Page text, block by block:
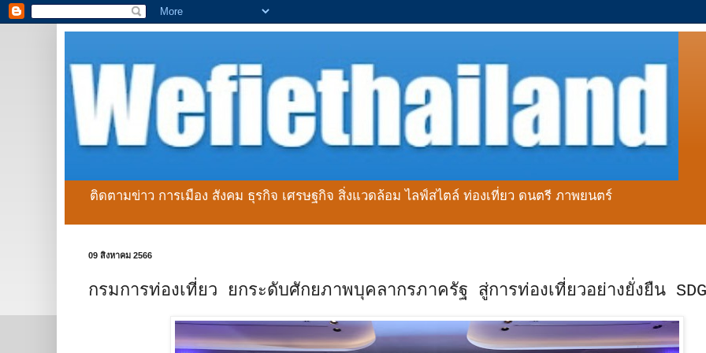
ติดตามข่าว การเมือง สังคม ธุรกิจ เศรษฐกิจ สิ่งแวดล้อม ไลฟ์สไตล์ ท่องเที่ยว ดนตรี ภาพยนตร์
09 สิงหาคม 2566
กรมการท่องเที่ยว ยกระดับศักยภาพบุคลากรภาครัฐ สู่การท่องเที่ยวอย่างยั่งยืน